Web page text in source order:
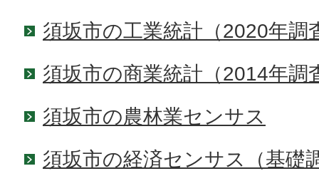
須坂市の工業統計（2020年調
須坂市の商業統計（2014年調
須坂市の農林業センサス
須坂市の経済センサス（基礎